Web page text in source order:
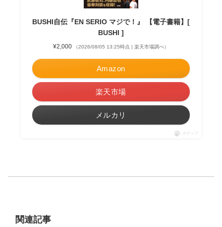
BUSHI自伝『EN SERIO マジで！』 【電子書籍】[
BUSHI ]
¥2,000 （2026/08/05 13:25時点 | 楽天市場調べ）
Amazon
楽天市場
メルカリ
ポチップ
関連記事